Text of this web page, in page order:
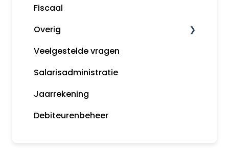
Fiscaal
Overig
Algemene informatie
Tips
MijnSnelStart
Koppelingen
Veelgestelde vragen
Salarisadministratie
Jaarrekening
Debiteurenbeheer